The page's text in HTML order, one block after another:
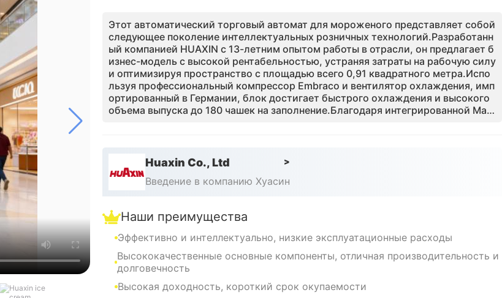
Этот автоматический торговый автомат для мороженого представляет собой
следующее поколение интеллектуальных розничных технологий.Разработанн
ый компанией HUAXIN с 13-летним опытом работы в отрасли, он предлагает б
изнес-модель с высокой рентабельностью, устраняя затраты на рабочую силу
и оптимизируя пространство с площадью всего 0,91 квадратного метра.Испо
льзуя профессиональный компрессор Embraco и вентилятор охлаждения, имп
ортированный в Германии, блок достигает быстрого охлаждения и высокого
объема выпуска до 180 чашек на заполнение.Благодаря интегрированной Mast
тов и спортзалов, поддерживает более 59 комбинаций вкусов, обеспечивая 6
5% валовой маржи и типичный период окупаемости в 3 - 4 месяца.
Huaxin Co., Ltd >
Введение в компанию Хуасин
Наши преимущества
Эффективно и интеллектуально, низкие эксплуатационные расходы
Высококачественные основные компоненты, отличная производительность и
долговечность
Высокая доходность, короткий срок окупаемости